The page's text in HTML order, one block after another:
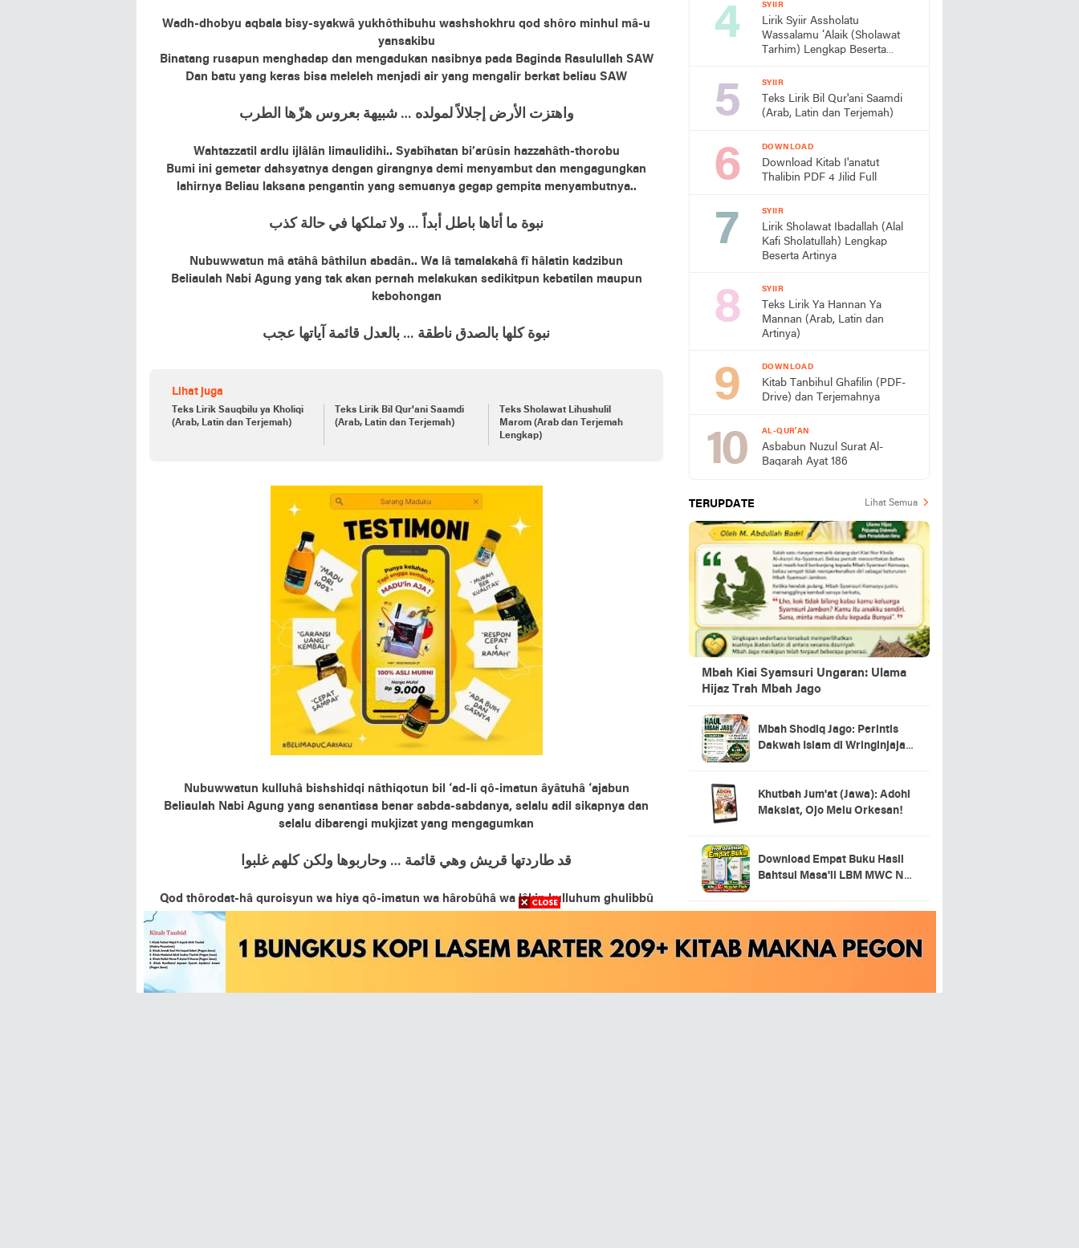
Wadh-dhobyu aqbala bisy-syakwâ yukhôthibuhu washshokhru qod shôro minhul mâ-u
yansakibu
Binatang rusapun menghadap dan mengadukan nasibnya pada Baginda Rasulullah SAW
Dan batu yang keras bisa meleleh menjadi air yang mengalir berkat beliau SAW
ﻭﺍﻫﺘﺰﺕ ﺍﻷﺭﺽ ﺇﺟﻼﻻً ﻟﻤﻮﻟﺪﻩ … ﺷﺒﻴﻬﺔ ﺑﻌﺮﻭﺱ ﻫﺰّﻫﺎ ﺍﻟﻄﺮﺏ
Wahtazzatil ardlu ijlâlân limaulidihi.. Syabîhatan bi’arûsin hazzahâth-thorobu
Bumi ini gemetar dahsyatnya dengan girangnya demi menyambut dan mengagungkan
lahirnya Beliau laksana pengantin yang semuanya gegap gempita menyambutnya..
ﻧﺒﻮﺓ ﻣﺎ ﺃﺗﺎﻫﺎ ﺑﺎﻃﻞ ﺃﺑﺪﺍً … ﻭﻻ ﺗﻤﻠﻜﻬﺎ ﻓﻲ ﺣﺎﻟﺔ ﻛﺬﺏ
Nubuwwatun mâ atâhâ bâthilun abadân.. Wa lâ tamalakahâ fî hâlatin kadzibun
Beliaulah Nabi Agung yang tak akan pernah melakukan sedikitpun kebatilan maupun
kebohongan
ﻧﺒﻮﺓ ﻛﻠﻬﺎ ﺑﺎﻟﺼﺪﻕ ﻧﺎﻃﻘﺔ … ﺑﺎﻟﻌﺪﻝ ﻗﺎﺋﻤﺔ ﺁﻳﺎﺗﻬﺎ ﻋﺠﺐ
Lihat juga
Teks Lirik Sauqbilu ya Kholiqi
(Arab, Latin dan Terjemah)
Teks Lirik Bil Qur'ani Saamdi
(Arab, Latin dan Terjemah)
Teks Sholawat Lihushulil
Marom (Arab dan Terjemah
Lengkap)
Nubuwwatun kulluhâ bishshidqi nâthiqotun bil ‘ad-li qô-imatun âyâtuhâ ‘ajabun
Beliaulah Nabi Agung yang senantiasa benar sabda-sabdanya, selalu adil sikapnya dan
selalu dibarengi mukjizat yang mengagumkan
ﻗﺪ ﻃﺎﺭﺩﺗﻬﺎ ﻗﺮﻳﺶ ﻭﻫﻲ ﻗﺎﺋﻤﺔ … ﻭﺣﺎﺭﺑﻮﻫﺎ ﻭﻟﻜﻦ ﻛﻠﻬﻢ ﻏﻠﺒﻮﺍ
Qod thôrodat-hâ quroisyun wa hiya qô-imatun wa hârobûhâ wa lâkin kulluhum ghulibbû
Orang-orang kafir Quraisy selalu memusuhinya, namun beliau tetap tegar dan bahkan
mereka semua terkalahkan
SYIIR
Lirik Syiir Assholatu
Wassalamu ‘Alaik (Sholawat
Tarhim) Lengkap Beserta
SYIIR
Teks Lirik Bil Qur'ani Saamdi
(Arab, Latin dan Terjemah)
DOWNLOAD
Download Kitab I'anatut
Thalibin PDF 4 Jilid Full
SYIIR
Lirik Sholawat Ibadallah (Alal
Kafi Sholatullah) Lengkap
Beserta Artinya
SYIIR
Teks Lirik Ya Hannan Ya
Mannan (Arab, Latin dan
Artinya)
DOWNLOAD
Kitab Tanbihul Ghafilin (PDF-
Drive) dan Terjemahnya
AL-QUR'AN
Asbabun Nuzul Surat Al-
Baqarah Ayat 186
TERUPDATE Lihat Semua
Mbah Kiai Syamsuri Ungaran: Ulama
Hijaz Trah Mbah Jago
Mbah Shodiq Jago: Perintis
Dakwah Islam di Wringinjajar,
Khutbah Jum'at (Jawa): Adohi
Maksiat, Ojo Melu Orkesan!
Download Empat Buku Hasil
Bahtsul Masa'il LBM MWC NU